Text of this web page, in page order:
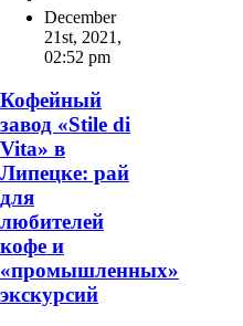
December
21st, 2021 ,
02:52 pm
Кофейный
завод «Stile di
Vita» в
Липецке: рай
для
любителей
кофе и
«промышленных»
экскурсий